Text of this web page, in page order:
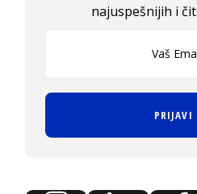
najuspešnijih i
PRIJAVI